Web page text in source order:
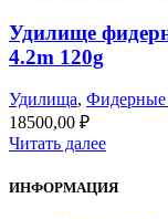
Удилище
4.2m 120g
Удилища, Фидерные
18500,00 ₽
Читать далее
ИНФОРМАЦИЯ